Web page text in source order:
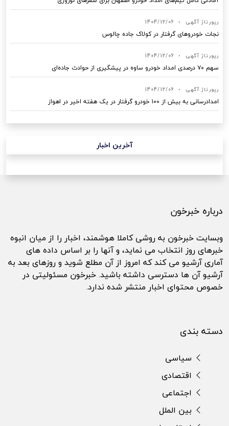
رپورتاژ آگهی •
1404/12/06
نجات خودروهای گرفتار در کولاک جاده چالوس
رپورتاژ آگهی •
1404/12/06
سهم ۷۰ درصدی امداد خودرو ساوه در پیشگیری از حوادث جاده‌ای
رپورتاژ آگهی •
1404/12/06
امدادرسانی به بیش از ۱۰۰ خودرو گرفتار در یک هفته اخیر در اهواز
آخرین اخبار
درباره خبرخون
وبسایت خبرخون به روشی کاملا هوشمند، اخبار را از میان انبوه
خبرهای روز انتخاب می نماید، و آنها را بر اساس داده های
آماری آرشیو می کند که امروز از آن مطلع شوید و روزهای بعد به
آرشیو آن ها دسترسی داشته باشید. خبرخون مسئولیتی در
خصوص محتوای اخبار منتشر شده ندارد.
دسته بندی
سیاسی
اقتصادی
اجتماعی
بین الملل